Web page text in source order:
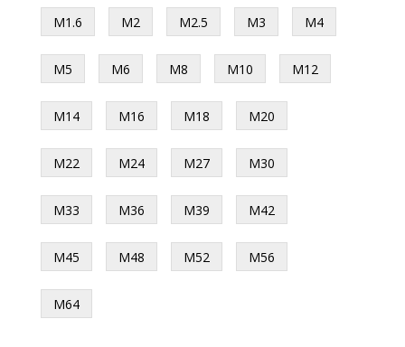
М1.6 М2 М2.5 М3 М4
М5 М6 М8 М10 М12
М14 М16 М18 М20
М22 М24 М27 М30
М33 М36 М39 М42
М45 М48 М52 М56
М64